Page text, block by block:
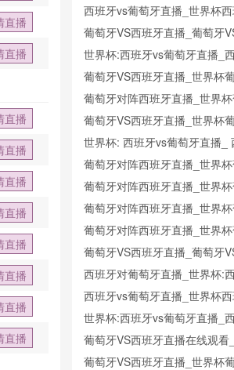
直播
直播
直播
直播
直播
直播
直播
直播
直播
直播
_葡萄牙VS西班牙实时全场直
西班牙vs葡萄牙直播_世界杯
播高清入口_西班牙vs葡萄牙
葡萄牙VS西班牙直播_葡萄牙
_葡萄牙VS西班牙实时全场直
世界杯:西班牙vs葡萄牙直播_
费观看_世界杯今日西班牙vs
清视频直播
葡萄牙VS西班牙直播_世界杯
葡萄牙VS西班牙在线高清直播
葡萄牙对阵西班牙直播_世界
_西班牙对葡萄牙比赛直播在
葡萄牙VS西班牙直播_世界杯
葡萄牙VS西班牙在线高清直播
世界杯: 西班牙vs葡萄牙直播_
直播_ 西班牙vs葡萄牙CCTV5
葡萄牙对阵西班牙直播_世界
_西班牙对葡萄牙比赛直播在
葡萄牙对阵西班牙直播_世界
_西班牙对葡萄牙比赛直播在
葡萄牙对阵西班牙直播_世界
_西班牙对葡萄牙比赛直播在
葡萄牙对阵西班牙直播_世界
_西班牙对葡萄牙比赛直播在
葡萄牙VS西班牙直播_葡萄牙
_葡萄牙VS西班牙实时全场直
西班牙对葡萄牙直播_世界杯:
费观看直播_世界杯西班牙对
清无插件
西班牙vs葡萄牙直播_世界杯
播高清入口_西班牙vs葡萄牙
世界杯:西班牙vs葡萄牙直播_
费观看_世界杯今日西班牙vs
清视频直播
葡萄牙VS西班牙直播在线观看
牙直播_葡萄牙VS西班牙比赛
葡萄牙VS西班牙直播_世界杯